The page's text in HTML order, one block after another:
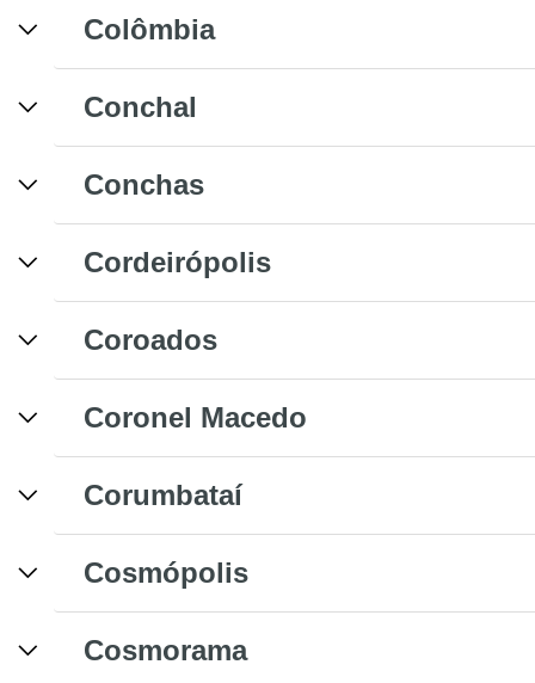
Colômbia
Conchal
Conchas
Cordeirópolis
Coroados
Coronel Macedo
Corumbataí
Cosmópolis
Cosmorama